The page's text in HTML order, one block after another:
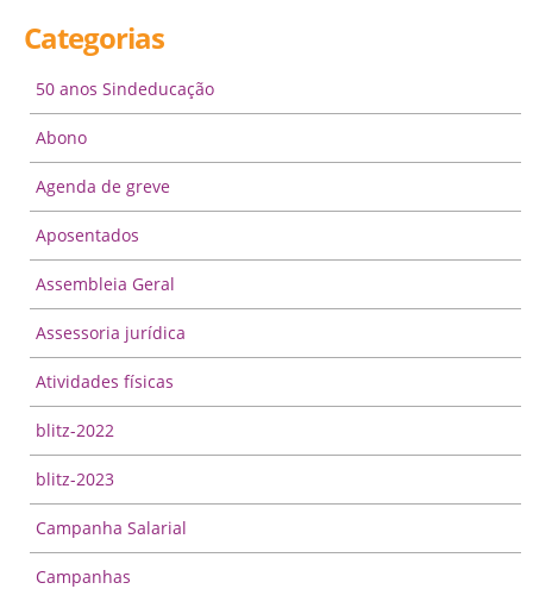
Categorias
50 anos Sindeducação
Abono
Agenda de greve
Aposentados
Assembleia Geral
Assessoria jurídica
Atividades físicas
blitz-2022
blitz-2023
Campanha Salarial
Campanhas